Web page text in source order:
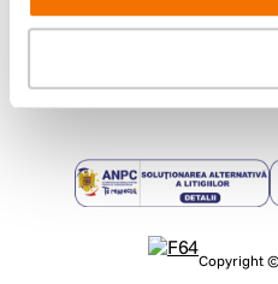
Program de lucru
09:00 - 21:00
Copyright